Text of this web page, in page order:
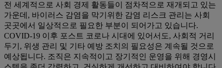
전 세계적으로 사회 경제 활동들이 점차적으로 재개되고 있는
가운데, 바이러스 감염을 막기위한 감염 리스크 관리는 사회
곳곳에서 일상적으로 필요한 부분이 되어가고 있습니다.
COVID-19 이후 포스트 코로나 시대에 있어서도, 사회적 거리
두기, 위생 관리 및 기타 예방 조치의 필요성은 계속될 것으로
예상됩니다. 조직은 지속적이고 장기적인 운영을 위해 경영시